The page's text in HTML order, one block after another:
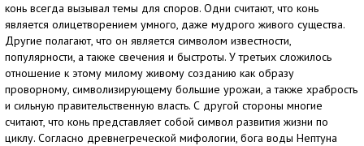
конь всегда вызывал темы для споров. Одни считают, что конь
является олицетворением умного, даже мудрого живого существа.
Другие полагают, что он является символом известности,
популярности, а также свечения и быстроты. У третьих сложилось
отношение к этому милому живому созданию как образу
проворному, символизирующему большие урожаи, а также храбрость
и сильную правительственную власть. С другой стороны многие
считают, что конь представляет собой символ развития жизни по
циклу. Согласно древнегреческой мифологии, бога воды Нептуна